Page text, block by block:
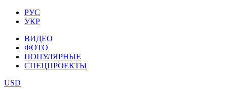
РУС
УКР
ВИДЕО
ФОТО
ПОПУЛЯРНЫЕ
СПЕЦПРОЕКТЫ
USD